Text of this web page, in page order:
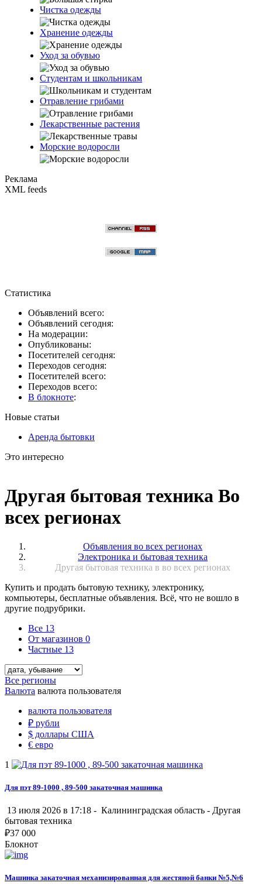
Чистка одежды
Хранение одежды
Уход за обувью
Студентам и школьникам
Отравление грибами
Лекарственные растения
Морские водоросли
Реклама
XML feeds
Статистика
Объявлений всего:
Объявлений сегодня:
На модерации:
Опубликованы:
Посетителей сегодня:
Переходов сегодня:
Посетителей всего:
Переходов всего:
В блокноте:
Новые статьи
Аренда бытовки
Это интересно
Другая бытовая техника Во
всех регионах
Объявления во всех регионах
Электроника и бытовая техника
Другая бытовая техника в во всех регионах
Купить и продать бытовую технику, электронику,
компьютеры, бесплатные объявления. Всё, что не вошло в
другие подрубрики.
Все 13
От магазинов 0
Частные 13
Все регионы
Валюта валюта пользователя
валюта пользователя
₽ рубли
$ доллары США
€ евро
1
Для пэт 89-1000 , 89-500 закаточная машинка
13 июля 2026 в 17:18 - Калининградская область - Другая
бытовая техника
₽37 000
Блокнот
Машинка закаточная механизированная для жестяной банки №5,№6